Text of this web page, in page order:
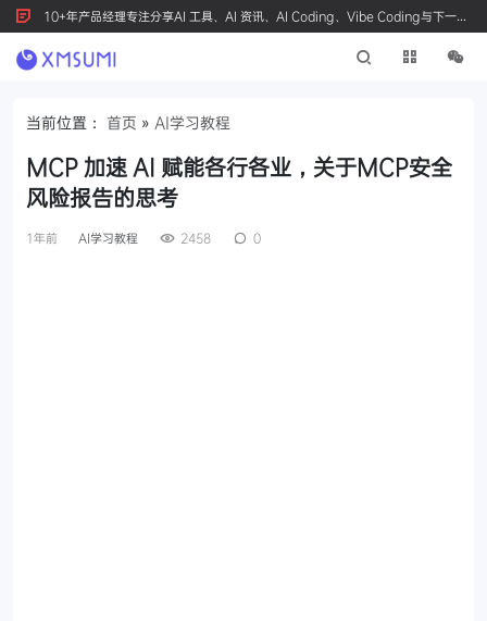
10+年产品经理专注分享AI 工具、AI 资讯、AI Coding、Vibe Coding与下一代
产品创新，按 Ctrl+D 收藏我们
当前位置： 首页 » AI学习教程
MCP 加速 AI 赋能各行各业，关于MCP安全
风险报告的思考
1年前 AI学习教程 2458 0